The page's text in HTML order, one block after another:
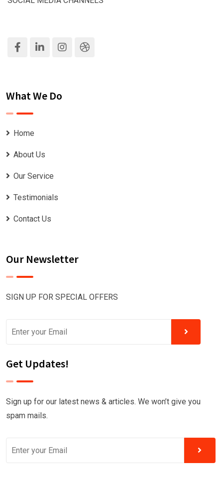
What We Do
Home
About Us
Our Service
Testimonials
Contact Us
Our Newsletter
SIGN UP FOR SPECIAL OFFERS
Get Updates!
Sign up for our latest news & articles. We won’t give you
spam mails.